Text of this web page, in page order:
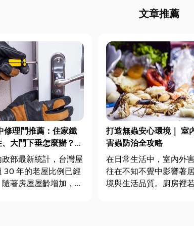
文章推薦
修理門推薦：住家鐵
大門下垂怎麼辦？維
不銹鋼工程一次看
部最新統計，台灣屋
30 年的老屋比例已經
著房屋屋齡增加，金
打造無蟲安心環境｜ 室
害蟲防治全攻略
在日常生活中，室內外
往在不知不覺中影響著
境與生活品質。廚房裡